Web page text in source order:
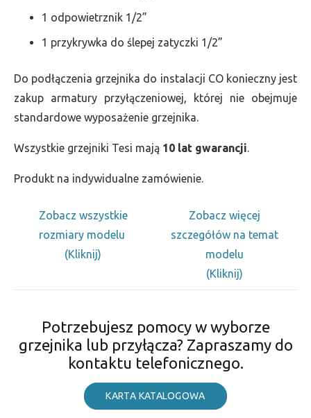
1 odpowietrznik 1/2”
1 przykrywka do ślepej zatyczki 1/2”
Do podłączenia grzejnika do instalacji CO konieczny jest
zakup armatury przyłączeniowej, której nie obejmuje
standardowe wyposażenie grzejnika.
Wszystkie grzejniki Tesi mają 10 lat gwarancji.
Produkt na indywidualne zamówienie.
Zobacz wszystkie
rozmiary modelu
(Kliknij)
Zobacz więcej
szczegółów na temat
modelu
(Kliknij)
Potrzebujesz pomocy w wyborze
grzejnika lub przyłącza? Zapraszamy do
kontaktu telefonicznego.
KARTA KATALOGOWA